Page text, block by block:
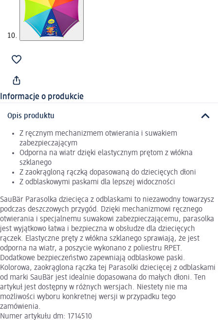
Informacje o produkcie
Opis produktu
Z ręcznym mechanizmem otwierania i suwakiem
zabezpieczającym
Odporna na wiatr dzięki elastycznym prętom z włókna
szklanego
Z zaokrągloną rączką dopasowaną do dziecięcych dłoni
Z odblaskowymi paskami dla lepszej widoczności
SauBär Parasolka dziecięca z odblaskami to niezawodny towarzysz
podczas deszczowych przygód. Dzięki mechanizmowi ręcznego
otwierania i specjalnemu suwakowi zabezpieczającemu, parasolka
jest wyjątkowo łatwa i bezpieczna w obsłudze dla dziecięcych
rączek. Elastyczne pręty z włókna szklanego sprawiają, że jest
odporna na wiatr, a poszycie wykonano z poliestru RPET.
Dodatkowe bezpieczeństwo zapewniają odblaskowe paski.
Kolorowa, zaokrąglona rączka tej Parasolki dziecięcej z odblaskami
od marki SauBär jest idealnie dopasowana do małych dłoni. Ten
artykuł jest dostępny w różnych wersjach. Niestety nie ma
możliwości wyboru konkretnej wersji w przypadku tego
zamówienia.
Numer artykułu dm: 1714510